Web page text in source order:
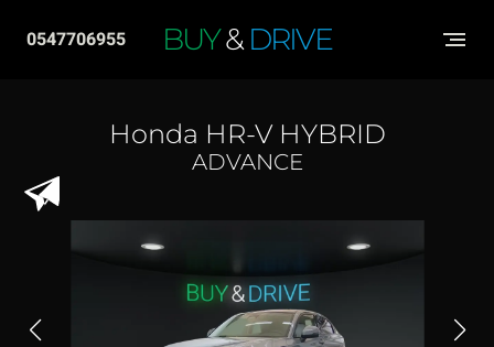
לִנְגִישׁוּת
BUY&DRIVE
0547706955
Honda HR-V HYBRID
ADVANCE